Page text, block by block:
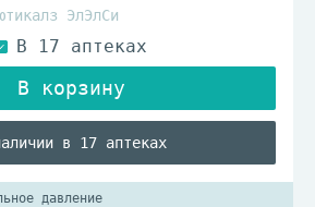
ЭлЭлСи
в 17 аптеках
давление